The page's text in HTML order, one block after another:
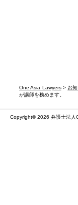
One Asia Lawyers> お
が講師を務めます。
Copyright© 2026 弁護士法人